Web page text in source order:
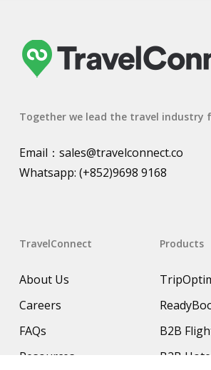
Together we lead the travel industry
Email： sales@travelconnect.co
Whatsapp: (+852)9698 9168
TravelConnect
About Us
Careers
FAQs
Resources
Products
B2B
B2B